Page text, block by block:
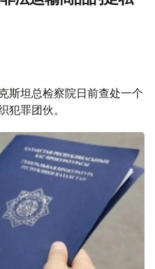
斯坦总检察院日前查处一个
犯罪团伙。